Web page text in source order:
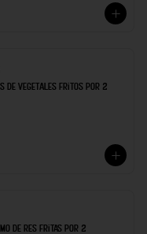
de vegetales fritos por 2
de res fritas por 2